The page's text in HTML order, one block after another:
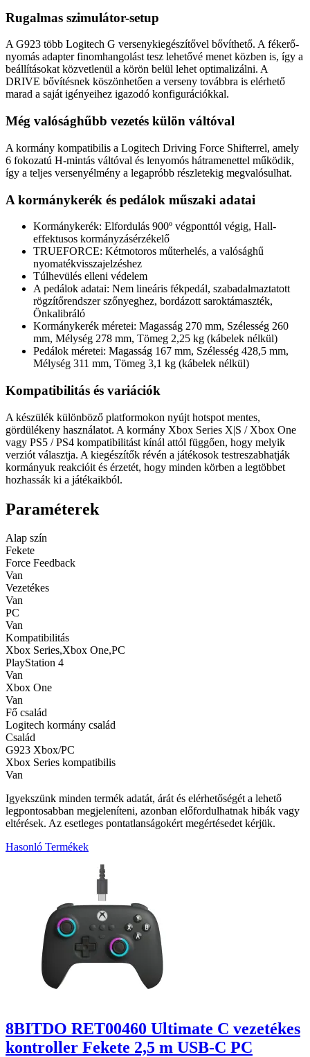
Rugalmas szimulátor-setup
A G923 több Logitech G versenykiegészítővel bővíthető. A fékerő-
nyomás adapter finomhangolást tesz lehetővé menet közben is, így a
beállításokat közvetlenül a körön belül lehet optimalizálni. A
DRIVE bővítésnek köszönhetően a verseny továbbra is elérhető
marad a saját igényeihez igazodó konfigurációkkal.
Még valósághűbb vezetés külön váltóval
A kormány kompatibilis a Logitech Driving Force Shifterrel, amely
6 fokozatú H-mintás váltóval és lenyomós hátramenettel működik,
így a teljes versenyélmény a legapróbb részletekig megvalósulhat.
A kormánykerék és pedálok műszaki adatai
Kormánykerék: Elfordulás 900º végponttól végig, Hall-
effektusos kormányzásérzékelő
TRUEFORCE: Kétmotoros műterhelés, a valósághű
nyomatékvisszajelzéshez
Túlhevülés elleni védelem
A pedálok adatai: Nem lineáris fékpedál, szabadalmaztatott
rögzítőrendszer szőnyeghez, bordázott saroktámaszték,
Önkalibráló
Kormánykerék méretei: Magasság 270 mm, Szélesség 260
mm, Mélység 278 mm, Tömeg 2,25 kg (kábelek nélkül)
Pedálok méretei: Magasság 167 mm, Szélesség 428,5 mm,
Mélység 311 mm, Tömeg 3,1 kg (kábelek nélkül)
Kompatibilitás és variációk
A készülék különböző platformokon nyújt hotspot mentes,
gördülékeny használatot. A kormány Xbox Series X|S / Xbox One
vagy PS5 / PS4 kompatibilitást kínál attól függően, hogy melyik
verziót választja. A kiegészítők révén a játékosok testreszabhatják
kormányuk reakcióit és érzetét, hogy minden körben a legtöbbet
hozhassák ki a játékaikból.
Paraméterek
Alap szín
Fekete
Force Feedback
Van
Vezetékes
Van
PC
Van
Kompatibilitás
Xbox Series,Xbox One,PC
PlayStation 4
Van
Xbox One
Van
Fő család
Logitech kormány család
Család
G923 Xbox/PC
Xbox Series kompatibilis
Van
Igyekszünk minden termék adatát, árát és elérhetőségét a lehető
legpontosabban megjeleníteni, azonban előfordulhatnak hibák vagy
eltérések. Az esetleges pontatlanságokért megértésedet kérjük.
Hasonló Termékek
8BITDO RET00460 Ultimate C vezetékes
kontroller Fekete 2,5 m USB-C PC